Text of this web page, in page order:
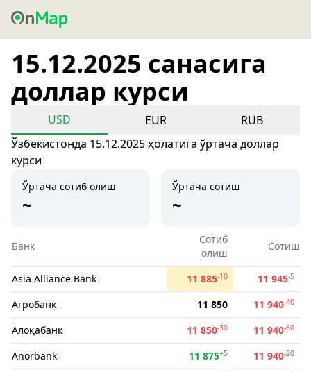
15.12.2025 санасига
доллар курси
USD EUR
RUB
Ўзбекистонда 15.12.2025 ҳолатига ўртача доллар
курси
Ўртача сотиб олиш
~
Ўртача сотиш
~
Банк
Сотиб
олиш
Сотиш
Asia Alliance Bank 11 885-10 11 945-5
Агробанк 11 850 11 940-40
Алоқабанк 11 850-30 11 940-60
Anorbank 11 875+5 11 940-20